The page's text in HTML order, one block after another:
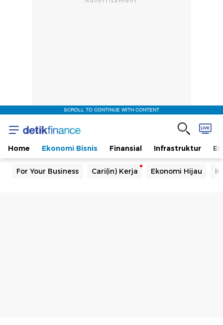
SCROLL TO CONTINUE WITH CONTENT
Home Ekonomi Bisnis Finansial Infrastruktur
For Your Business Cari(in) Kerja Ekonomi Hijau